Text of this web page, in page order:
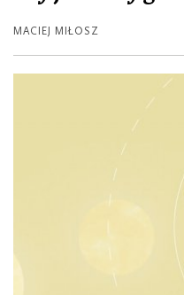
MACIEJ MIŁOSZ